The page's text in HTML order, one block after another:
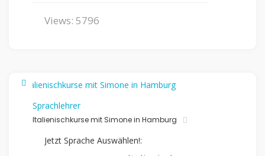
Views: 5796
Sprachlehrer
Italienischkurse mit Simone in Hamburg
Jetzt Sprache Auswählen!: